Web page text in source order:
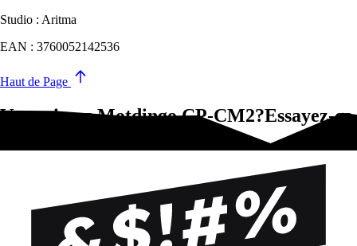
Studio : Aritma
EAN : 3760052142536
Haut de Page
Vous aimez Motdingo CP-CM2?Essayez-ça